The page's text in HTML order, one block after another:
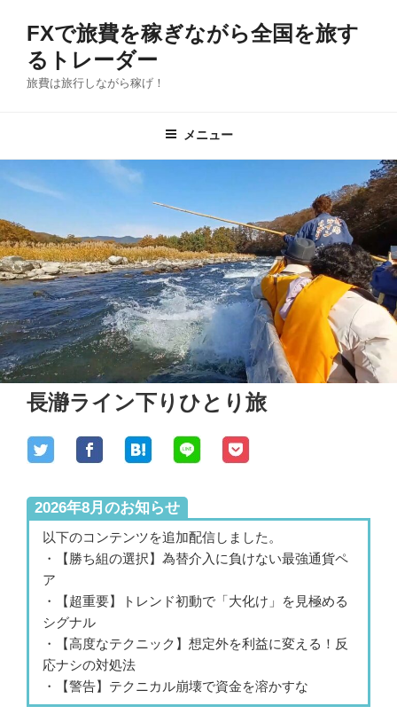
キ
FXで旅費を稼ぎながら全国を旅す
るトレーダー
旅費は旅行しながら稼げ！
メニュー
長瀞ライン下りひとり旅
2026年8月のお知らせ
以下のコンテンツを追加配信しました。
・【勝ち組の選択】為替介入に負けない最強通貨ペ
ア
・【超重要】トレンド初動で「大化け」を見極める
シグナル
・【高度なテクニック】想定外を利益に変える！反
応ナシの対処法
・【警告】テクニカル崩壊で資金を溶かすな